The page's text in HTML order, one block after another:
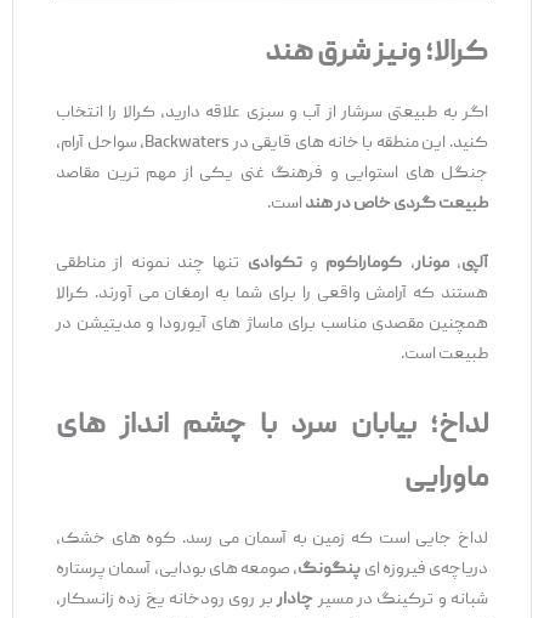
کرالا؛ ونیز شرق هند
اگر به طبیعتی سرشار از آب و سبزی علاقه دارید، کرالا را انتخاب
کنید. این منطقه با خانه ‌های قایقی در Backwaters، سواحل آرام،
جنگل ‌های استوایی و فرهنگ غنی یکی از مهم ‌ترین مقاصد
طبیعت‌ گردی خاص در هنداست.
آلپی،مونار،کوماراکوموتکوادیتنها چند نمونه از مناطقی
هستند که آرامش واقعی را برای شما به ارمغان می ‌آورند. کرالا
همچنین مقصدی مناسب برای ماساژ های آیورودا و مدیتیشن در
طبیعت است.
لداخ؛ بیابان سرد با چشم‌ انداز
های
ماورایی
لداخ جایی است که زمین به آسمان می ‌رسد. کوه‌ های خشک،
دریاچه‌ی فیروزه ‌ایپنگونگ، صومعه‌ های بودایی، آسمان پرستاره
شبانه و ترکینگ در مسیرچاداربر روی رودخانه یخ‌ زده زانسکار،